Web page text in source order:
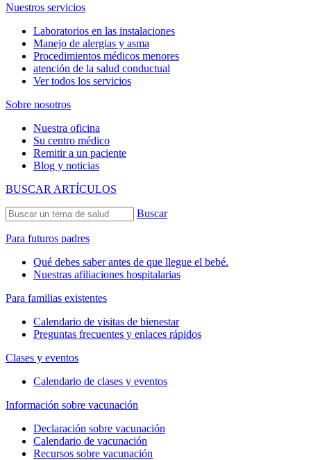
Nuestros servicios
Laboratorios en las instalaciones
Manejo de alergias y asma
Procedimientos médicos menores
atención de la salud conductual
Ver todos los servicios
Sobre nosotros
Nuestra oficina
Su centro médico
Remitir a un paciente
Blog y noticias
BUSCAR ARTÍCULOS
Buscar
Para futuros padres
Qué debes saber antes de que llegue el bebé.
Nuestras afiliaciones hospitalarias
Para familias existentes
Calendario de visitas de bienestar
Preguntas frecuentes y enlaces rápidos
Clases y eventos
Calendario de clases y eventos
Información sobre vacunación
Declaración sobre vacunación
Calendario de vacunación
Recursos sobre vacunación